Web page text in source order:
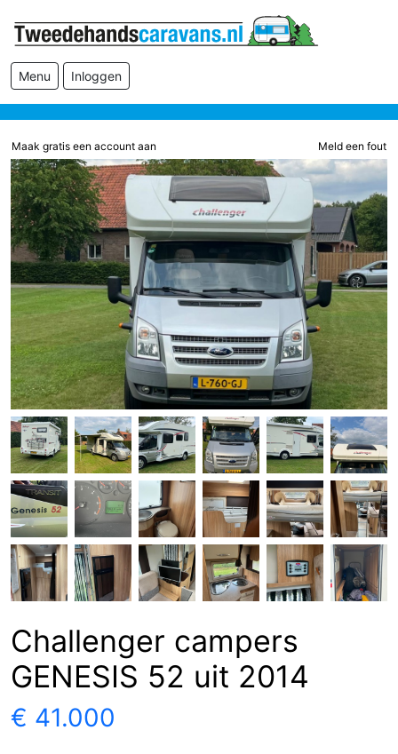
Menu Inloggen
Maak gratis een account aan Meld een fout
Challenger campers
GENESIS 52 uit 2014
€ 41.000